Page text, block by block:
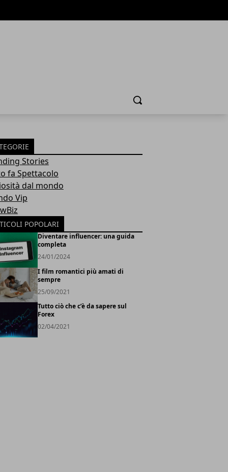
Cerca
Stories
fa Spettacolo
dal mondo
Vip
POPOLARI
Diventare influencer: una guida
completa
24/01/2024
I film romantici più amati di
sempre
25/09/2021
Tutto ciò che c’è da sapere sul
Forex
02/04/2021